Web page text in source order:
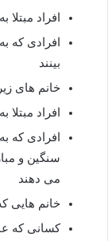
افراد
افرادی که
بینند
خانم های زیر 16 سال و آقایان زیر 18 سال
افراد
افرادی که
سنگین و
می دهند
خانم هایی که کمتر از 6 ماه از